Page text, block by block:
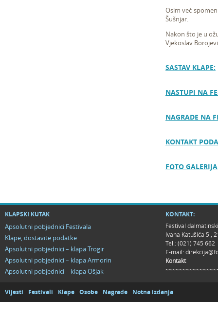
Osim već
Šušnjar.
Nakon što je u
Vjekoslav
SASTAV KLAPE:
NASTUPI NA
NAGRADE NA
KONTAKT
FOTO GALERIJA
KLAPSKI KUTAK
Apsolutni pobjednici Festivala
Klape, dostavite podatke
Apsolutni pobjednici – klapa Trogir
Apsolutni pobjednici – klapa Armorin
Apsolutni pobjednici – klapa Ošjak
KONTAKT:
Festival
Ivana Katušića 5 ,
Tel.: (021) 745 662
E-mail:
Kontakt
Vijesti Festivali Klape Osobe Nagrade Notna izdanja